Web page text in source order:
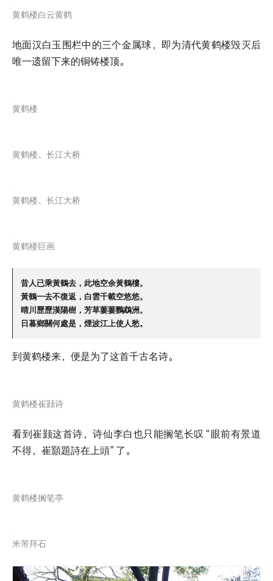
黄鹤楼白云黄鹤
地面汉白玉围栏中的三个金属球，即为清代黄鹤楼毁灭后
唯一遗留下来的铜铸楼顶。
黄鹤楼
黄鹤楼、长江大桥
黄鹤楼、长江大桥
黄鹤楼巨画
昔人已乘黃鶴去，此地空余黃鶴樓。
黃鶴一去不復返，白雲千載空悠悠。
晴川歷歷漢陽樹，芳草萋萋鸚鵡洲。
日暮鄉關何處是，煙波江上使人愁。
到黄鹤楼来，便是为了这首千古名诗。
黄鹤楼崔颢诗
看到崔颢这首诗，诗仙李白也只能搁笔长叹 “眼前有景道
不得，崔顥題詩在上頭” 了。
黄鹤楼搁笔亭
米芾拜石